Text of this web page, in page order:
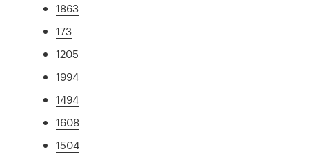
1863
173
1205
1994
1494
1608
1504